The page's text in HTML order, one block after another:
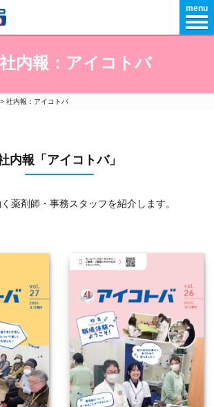
menu
社内報：アイコトバ
> 社内報：アイコトバ
内報「アイコトバ」
薬剤師・事務スタッフを紹介します。